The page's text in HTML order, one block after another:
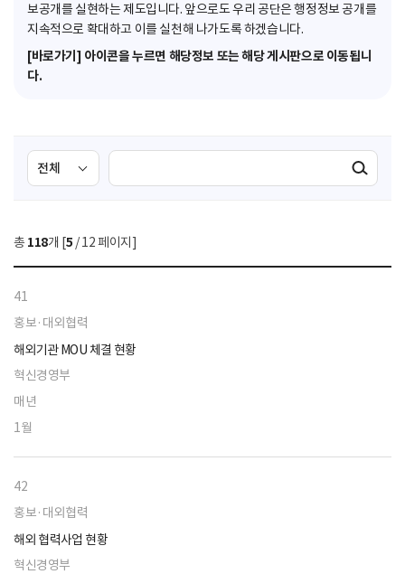
보공개를 실현하는 제도입니다. 앞으로도 우리 공단은 행정정보 공개를
지속적으로 확대하고 이를 실천해 나가도록 하겠습니다.
[바로가기] 아이콘을 누르면 해당정보 또는 해당 게시판으로 이동됩니
다.
검
색
선
택
색
검색실행
총 118개 [5 / 12 페이지]
41
홍보·대외협력
해외기관 MOU 체결 현황
혁신경영부
매년
1월
42
홍보·대외협력
해외 협력사업 현황
혁신경영부